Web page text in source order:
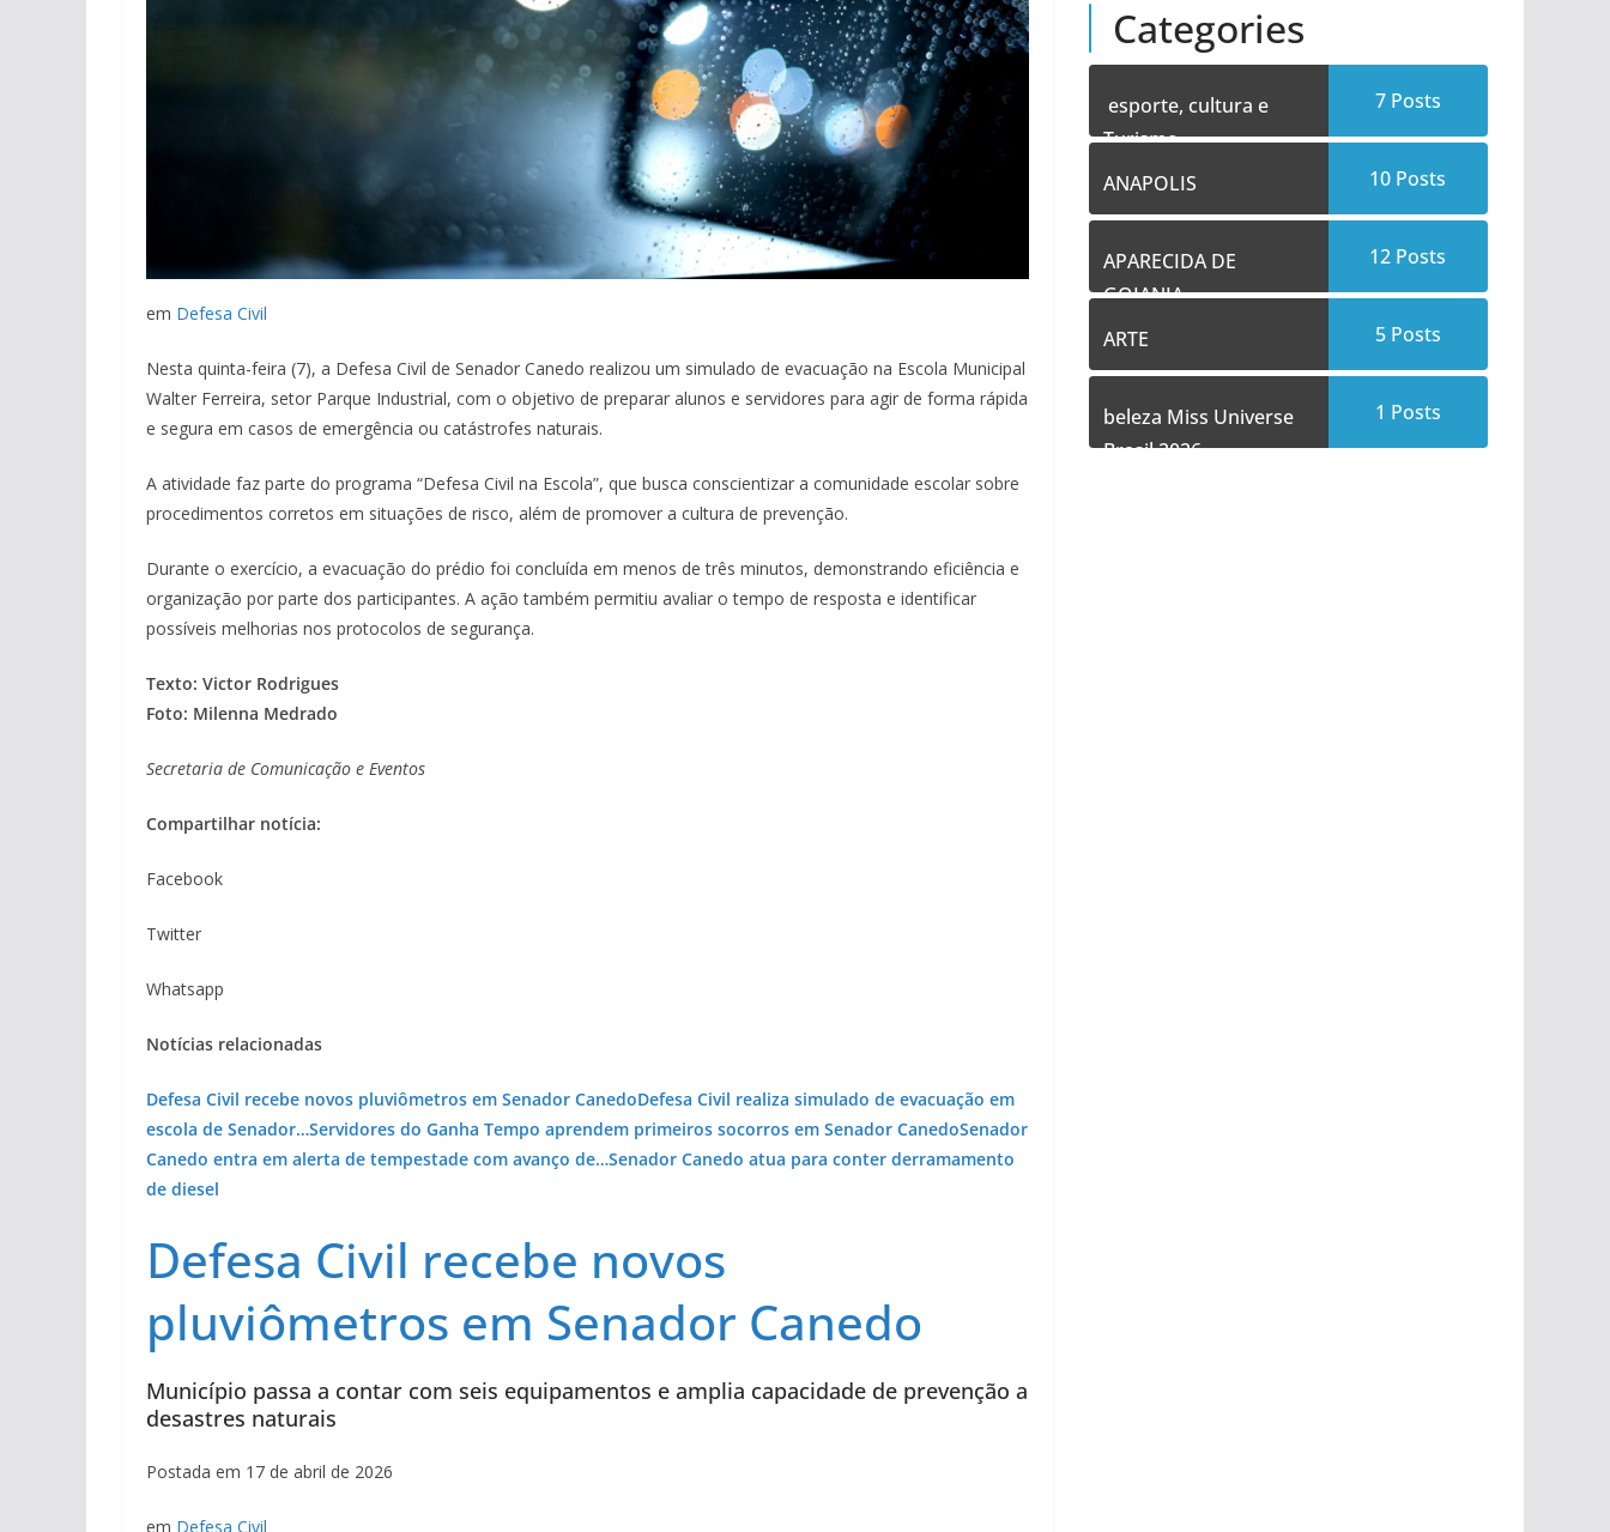
em Defesa Civil
Nesta quinta-feira (7), a Defesa Civil de Senador Canedo realizou um simulado de evacuação na Escola Municipal
Walter Ferreira, setor Parque Industrial, com o objetivo de preparar alunos e servidores para agir de forma rápida
e segura em casos de emergência ou catástrofes naturais.
A atividade faz parte do programa “Defesa Civil na Escola”, que busca conscientizar a comunidade escolar sobre
procedimentos corretos em situações de risco, além de promover a cultura de prevenção.
Durante o exercício, a evacuação do prédio foi concluída em menos de três minutos, demonstrando eficiência e
organização por parte dos participantes. A ação também permitiu avaliar o tempo de resposta e identificar
possíveis melhorias nos protocolos de segurança.
Texto: Victor Rodrigues
Foto: Milenna Medrado
Secretaria de Comunicação e Eventos
Compartilhar notícia:
Facebook
Twitter
Whatsapp
Notícias relacionadas
Defesa Civil recebe novos pluviômetros em Senador CanedoDefesa Civil realiza simulado de evacuação em
escola de Senador…Servidores do Ganha Tempo aprendem primeiros socorros em Senador CanedoSenador
Canedo entra em alerta de tempestade com avanço de…Senador Canedo atua para conter derramamento
de diesel
Defesa Civil recebe novos
pluviômetros em Senador Canedo
Município passa a contar com seis equipamentos e amplia capacidade de prevenção a
desastres naturais
Postada em 17 de abril de 2026
em Defesa Civil
Categories
esporte, cultura e
Turismo
7 Posts
ANAPOLIS 10 Posts
APARECIDA DE
GOIANIA
12 Posts
ARTE 5 Posts
beleza Miss Universe
Brasil 2026
1 Posts